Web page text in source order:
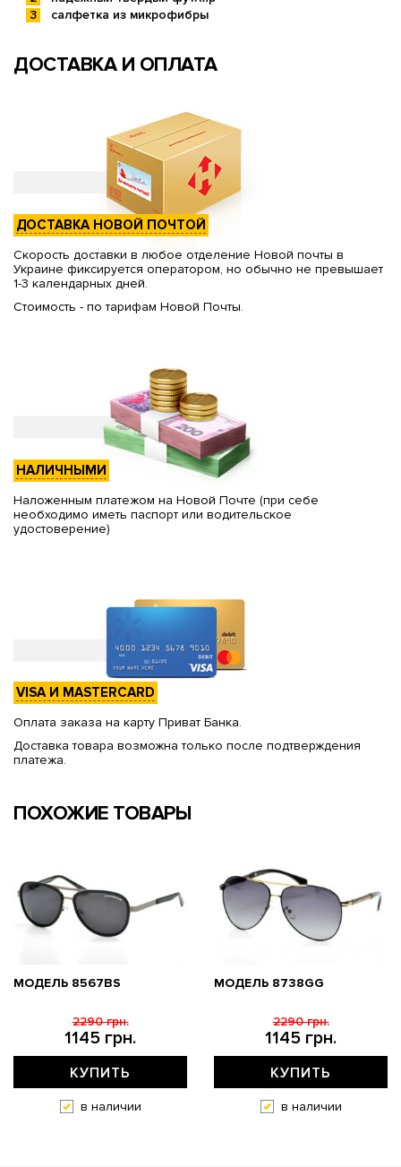
салфетка из микрофибры
ДОСТАВКА И ОПЛАТА
ДОСТАВКА НОВОЙ ПОЧТОЙ
Скорость доставки в любое отделение Новой почты в
Украине фиксируется оператором, но обычно не превышает
1-3 календарных дней.
Стоимость - по тарифам Новой Почты.
НАЛИЧНЫМИ
Наложенным платежом на Новой Почте (при себе
необходимо иметь паспорт или водительское
удостоверение)
VISA И MASTERCARD
Оплата заказа на карту Приват Банка.
Доставка товара возможна только после подтверждения
платежа.
ПОХОЖИЕ ТОВАРЫ
МОДЕЛЬ 8567BS
1145 грн.
2290 грн.
КУПИТЬ
в наличии
МОДЕЛЬ 8738GG
1145 грн.
2290 грн.
КУПИТЬ
в наличии